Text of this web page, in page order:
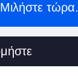
Μιλήστε τώρα.